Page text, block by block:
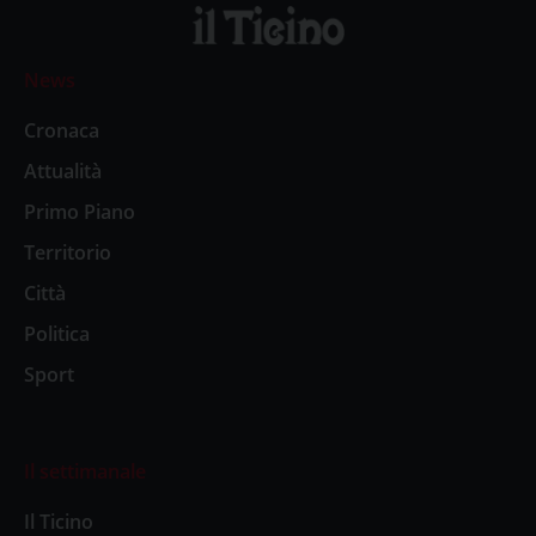
News
Cronaca
Attualità
Primo Piano
Territorio
Città
Politica
Sport
Il settimanale
Il Ticino